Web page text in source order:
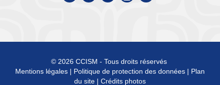
© 2026 CCISM - Tous droits réservés
Mentions légales | Politique de protection des données | Plan
du site | Crédits photos